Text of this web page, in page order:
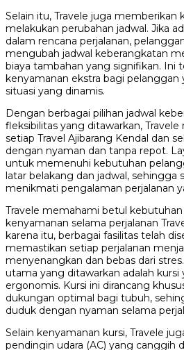
Selain itu, Travele juga memberikan
melakukan perubahan jadwal. Jika
dalam rencana perjalanan,
mengubah jadwal keberangkatan
biaya tambahan yang signifikan. Ini
kenyamanan ekstra bagi
situasi yang dinamis.
Dengan berbagai pilihan jadwal
fleksibilitas yang ditawarkan,
setiap Travel Ajibarang Kendal dan
dengan nyaman dan tanpa repot.
untuk memenuhi kebutuhan
latar belakang dan jadwal, sehingga
menikmati pengalaman perjalanan
Travele memahami betul
kenyamanan selama perjalanan
karena itu, berbagai fasilitas telah
memastikan setiap perjalanan
menyenangkan dan bebas dari
utama yang ditawarkan adalah kursi
ergonomis. Kursi ini dirancang
dukungan optimal bagi tubuh,
duduk dengan nyaman selama
Selain kenyamanan kursi, Travele
pendingin udara (AC) yang canggih